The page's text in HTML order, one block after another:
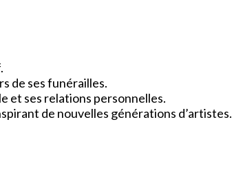
de ses funérailles.
et ses relations personnelles.
de nouvelles générations d’artistes.